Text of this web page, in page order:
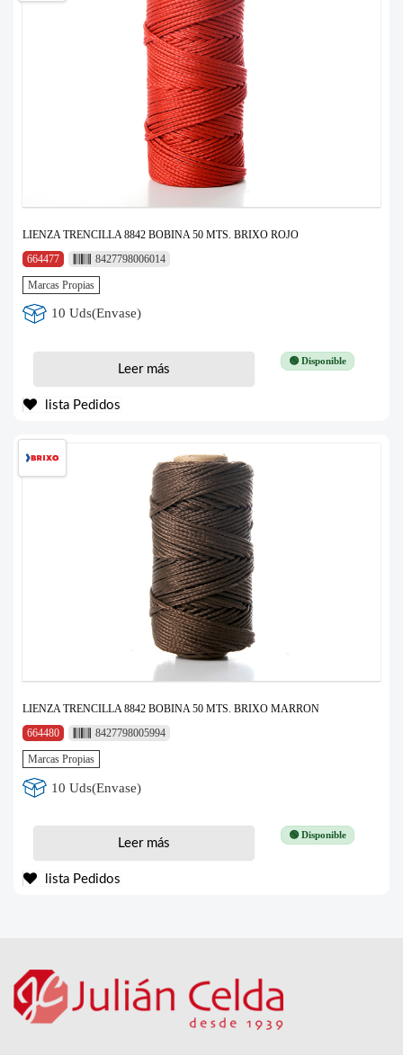
LIENZA TRENCILLA 8842 BOBINA 50 MTS. BRIXO ROJO
664477
8427798006014
Marcas Propias
10 Uds(Envase)
🟢 Disponible
Leer más
lista Pedidos
LIENZA TRENCILLA 8842 BOBINA 50 MTS. BRIXO MARRON
664480
8427798005994
Marcas Propias
10 Uds(Envase)
🟢 Disponible
Leer más
lista Pedidos